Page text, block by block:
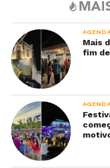
Mais
fim